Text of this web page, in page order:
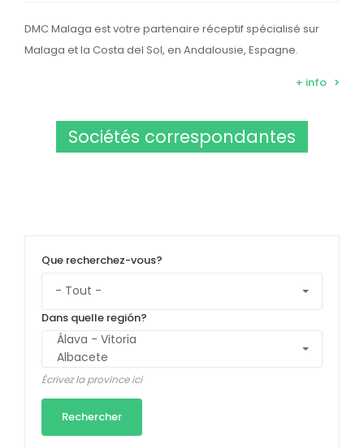
DMC Malaga est votre partenaire réceptif spécialisé sur
Malaga et la Costa del Sol, en Andalousie, Espagne.
+ info
Sociétés correspondantes
Que recherchez-vous?
Dans quelle región?
Écrivez la province ici